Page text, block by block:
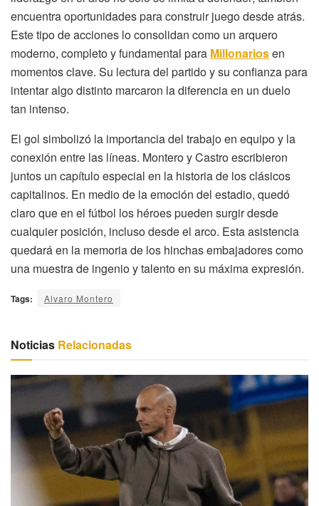
encuentra oportunidades para construir juego desde atrás.
Este tipo de acciones lo consolidan como un arquero
moderno, completo y fundamental para Millonariosen
momentos clave. Su lectura del partido y su confianza para
intentar algo distinto marcaron la diferencia en un duelo
tan intenso.
El gol simbolizó la importancia del trabajo en equipo y la
conexión entre las líneas. Montero y Castro escribieron
juntos un capítulo especial en la historia de los clásicos
capitalinos. En medio de la emoción del estadio, quedó
claro que en el fútbol los héroes pueden surgir desde
cualquier posición, incluso desde el arco. Esta asistencia
quedará en la memoria de los hinchas embajadores como
una muestra de ingenio y talento en su máxima expresión.
Tags: Alvaro Montero
Noticias Relacionadas